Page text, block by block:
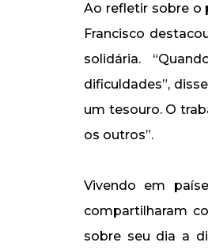
Ao refletir sobre o
Francisco
solidária.
dificuldades”,
um tesouro. O
os outros”.
Vivendo em
compartilharam
sobre seu dia a